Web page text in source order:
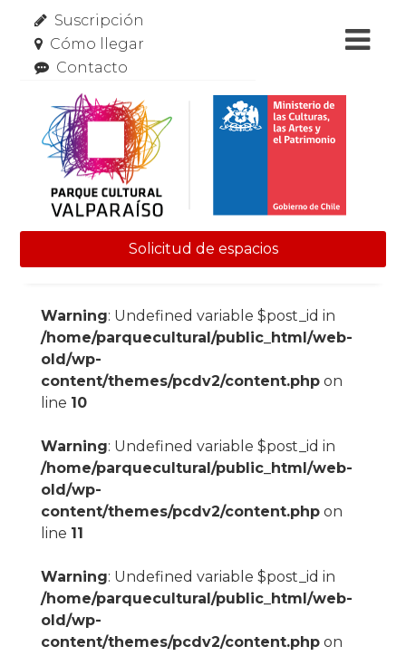
Suscripción
Cómo llegar
Contacto
Solicitud de espacios
Warning: Undefined variable $post_id in
/home/parquecultural/public_html/web-
old/wp-
content/themes/pcdv2/content.phpon
line 10
Warning: Undefined variable $post_id in
/home/parquecultural/public_html/web-
old/wp-
content/themes/pcdv2/content.phpon
line 11
Warning: Undefined variable $post_id in
/home/parquecultural/public_html/web-
old/wp-
content/themes/pcdv2/content.phpon